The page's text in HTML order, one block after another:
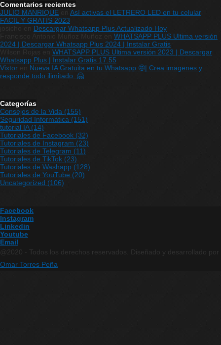
Comentarios recientes
JULIO MANRIQUE en Así activas el LETRERO LED en tu celular
FACIL Y GRATIS 2023
Descargar Whatsapp Plus Actualizado Hoy
WHATSAPP PLUS Ultima versión
2024 | Descargar Whatsapp Plus 2024 | Instalar Gratis
WHATSAPP PLUS Ultima versión 2023 | Descargar
Whatsapp Plus | Instalar Gratis 17.55
Vixtor
Nueva IA Gratuita en tu Whatsapp 🤩| Crea imagenes y
responde todo ilimitado. 🤗
Categorías
Consejos de la Vida (155)
Seguridad Informática (151)
tutorial IA (14)
Tutoriales de Facebook (32)
Tutoriales de Instagram (23)
Tutoriales de Telegram (11)
Tutoriales de TikTok (23)
Tutoriales de Washapp (128)
Tutoriales de YouTube (20)
Uncategorized (106)
Facebook
Instagram
Linkedin
Youtube
Email
@2020 - Todos los derechos reservados. Diseñado y desarrollado por
Omar Torres Peña